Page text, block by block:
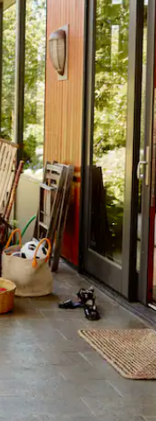
arriba y hacia abajo, o